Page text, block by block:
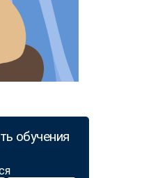
обучения